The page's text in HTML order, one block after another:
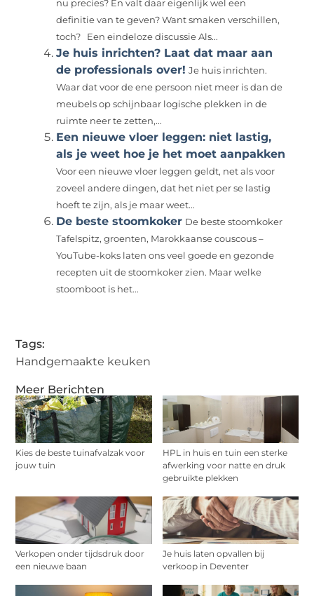
Meer Berichten
Kies de beste tuinafvalzak voor
jouw tuin
HPL in huis en tuin een sterke
afwerking voor natte en druk
gebruikte plekken
Verkopen onder tijdsdruk door
een nieuwe baan
Je huis laten opvallen bij
verkoop in Deventer
nu precies? En valt daar eigenlijk wel een
definitie van te geven? Want smaken verschillen,
toch? Een eindeloze discussie Als...
Je huis inrichten? Laat dat maar aan
de professionals over! Je huis inrichten.
Waar dat voor de ene persoon niet meer is dan de
meubels op schijnbaar logische plekken in de
ruimte neer te zetten,...
Een nieuwe vloer leggen: niet lastig,
als je weet hoe je het moet aanpakken
Voor een nieuwe vloer leggen geldt, net als voor
zoveel andere dingen, dat het niet per se lastig
hoeft te zijn, als je maar weet...
De beste stoomkoker De beste stoomkoker
Tafelspitz, groenten, Marokkaanse couscous –
YouTube-koks laten ons veel goede en gezonde
recepten uit de stoomkoker zien. Maar welke
stoomboot is het...
Tags:
Handgemaakte keuken